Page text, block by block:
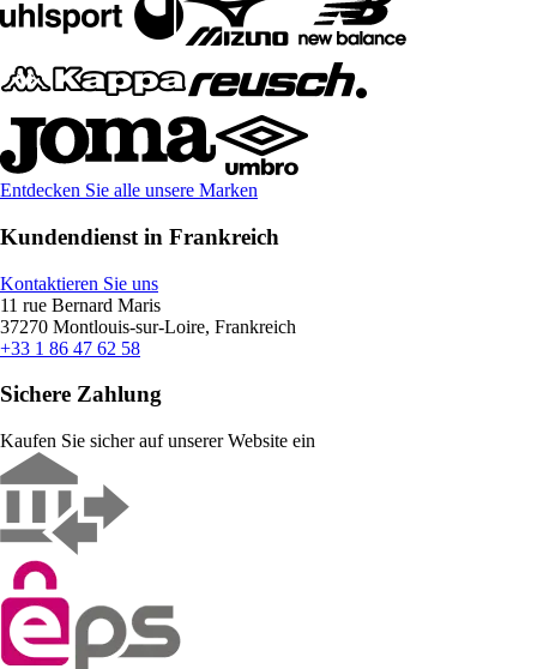
Entdecken Sie alle unsere Marken
Kundendienst in Frankreich
Kontaktieren Sie uns
11 rue Bernard Maris
37270 Montlouis-sur-Loire, Frankreich
+33 1 86 47 62 58
Sichere Zahlung
Kaufen Sie sicher auf unserer Website ein